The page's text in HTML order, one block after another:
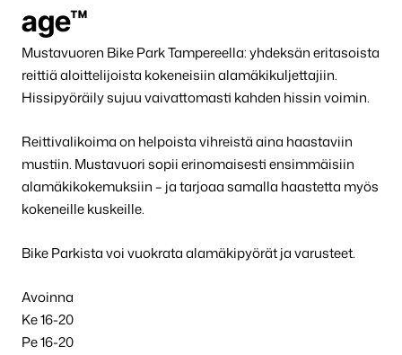
age™
Mustavuoren Bike Park Tampereella: yhdeksän eritasoista
reittiä aloittelijoista kokeneisiin alamäkikuljettajiin.
Hissipyöräily sujuu vaivattomasti kahden hissin voimin.
Reittivalikoima on helpoista vihreistä aina haastaviin
mustiin. Mustavuori sopii erinomaisesti ensimmäisiin
alamäkikokemuksiin – ja tarjoaa samalla haastetta myös
kokeneille kuskeille.
Bike Parkista voi vuokrata alamäkipyörät ja varusteet.
Avoinna
Ke 16-20
Pe 16-20